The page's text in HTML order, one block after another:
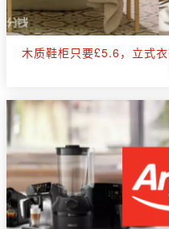
木质鞋柜只要£5.6，立式